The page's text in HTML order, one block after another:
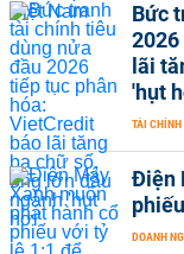
Bức
lãi
'hụt
TÀI CHÍNH
Điện
DOANH